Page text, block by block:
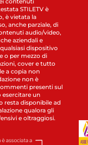
STILETV è
è vietata la
anche parziale, di
audio/video,
aziendali e
dispositivo
o per mezzo di
cover e tutto
a copia non
non è
presenti sul
un
resta disponibile ad
qualora gli
e oltraggiosi.